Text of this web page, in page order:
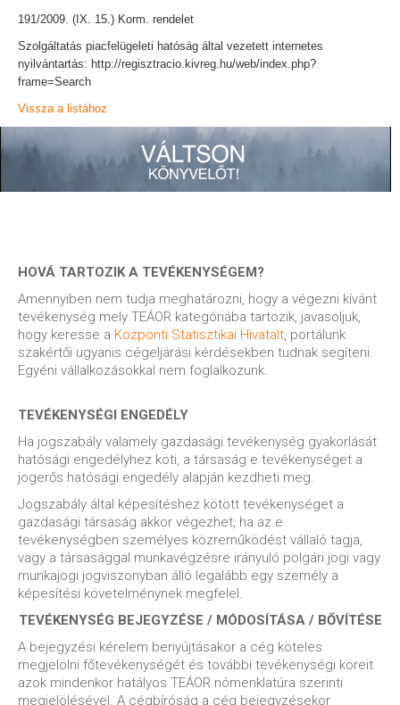
191/2009. (IX. 15.) Korm. rendelet
Szolgáltatás piacfelügeleti hatóság által vezetett internetes
nyilvántartás: http://regisztracio.kivreg.hu/web/index.php?
frame=Search
Vissza a listához
HOVÁ TARTOZIK A TEVÉKENYSÉGEM?
Amennyiben nem tudja meghatározni, hogy a végezni kívánt
tevékenység mely TEÁOR kategóriába tartozik, javasoljuk,
hogy keresse a Központi Statisztikai Hivatalt , portálunk
szakértői ugyanis cégeljárási kérdésekben tudnak segíteni.
Egyéni vállalkozásokkal nem foglalkozunk.
TEVÉKENYSÉGI ENGEDÉLY
Ha jogszabály valamely gazdasági tevékenység gyakorlását
hatósági engedélyhez köti, a társaság e tevékenységet a
jogerős hatósági engedély alapján kezdheti meg.
Jogszabály által képesítéshez kötött tevékenységet a
gazdasági társaság akkor végezhet, ha az e
tevékenységben személyes közreműködést vállaló tagja,
vagy a társasággal munkavégzésre irányuló polgári jogi vagy
munkajogi jogviszonyban álló legalább egy személy a
képesítési követelménynek megfelel.
TEVÉKENYSÉG BEJEGYZÉSE / MÓDOSÍTÁSA / BŐVÍTÉSE
A bejegyzési kérelem benyújtásakor a cég köteles
megjelölni főtevékenységét és további tevékenységi köreit
azok mindenkor hatályos TEÁOR nómenklatúra szerinti
megjelölésével. A cégbíróság a cég bejegyzésekor